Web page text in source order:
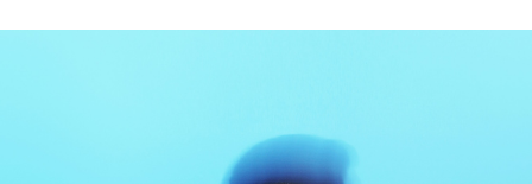
ТРЕНИРОВКИ